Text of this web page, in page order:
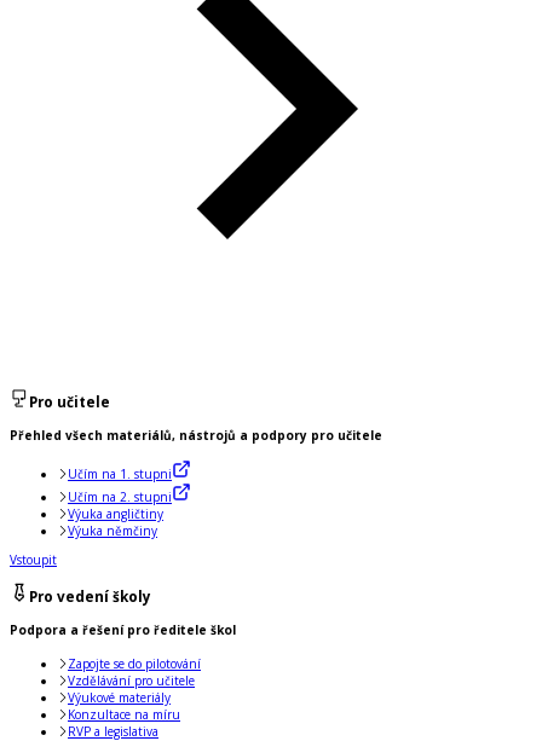
Pro učitele
Přehled všech materiálů, nástrojů a podpory pro učitele
Učím na 1. stupni
Učím na 2. stupni
Výuka angličtiny
Výuka němčiny
Vstoupit
Pro vedení školy
Podpora a řešení pro ředitele škol
Zapojte se do pilotování
Vzdělávání pro učitele
Výukové materiály
Konzultace na míru
RVP a legislativa